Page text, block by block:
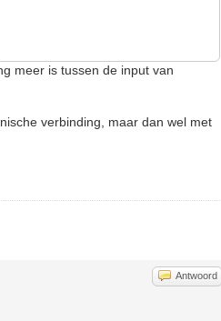
meer is tussen de input van
verbinding, maar dan wel met
Antwoord